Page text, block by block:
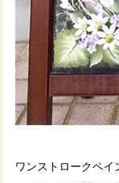
ワンストロークペイ